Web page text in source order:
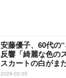
安藤優子、60代の
反響「綺麗な色の
スカートの白がま
2026-02-05